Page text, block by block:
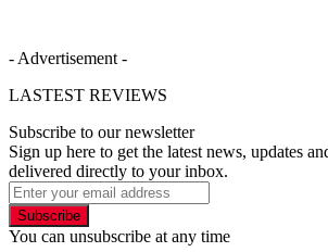
- Advertisement -
LASTEST REVIEWS
Subscribe to our newsletter
Sign up here to get the latest news, updates
delivered directly to your inbox.
Subscribe
You can unsubscribe at any time